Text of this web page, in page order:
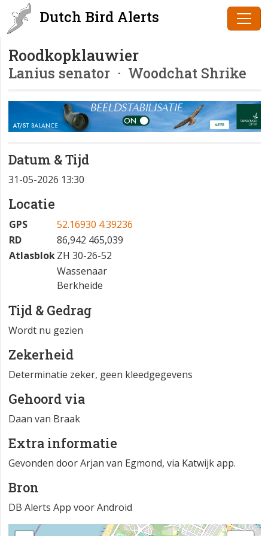
Dutch Bird Alerts
Roodkopklauwier
Lanius senator · Woodchat Shrike
Datum & Tijd
31-05-2026 13:30
Locatie
GPS
52.16930 4.39236
RD
86,942 465,039
AtlasblokZH 30-26-52
Wassenaar
Berkheide
Tijd & Gedrag
Wordt nu gezien
Zekerheid
Determinatie zeker, geen kleedgegevens
Gehoord via
Daan van Braak
Extra informatie
Gevonden door Arjan van Egmond, via Katwijk app.
Bron
DB Alerts App voor Android